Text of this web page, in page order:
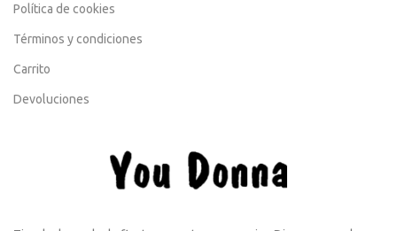
Política de cookies
Términos y condiciones
Carrito
Devoluciones